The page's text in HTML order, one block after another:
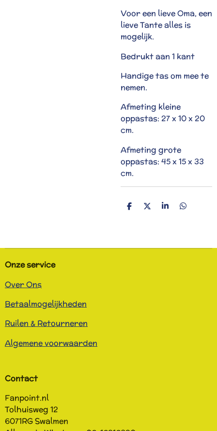
Voor een lieve Oma, een
lieve Tante alles is
mogelijk.
Bedrukt aan 1 kant
Handige tas om mee te
nemen.
Afmeting kleine
oppastas: 27 x 10 x 20
cm.
Afmeting grote
oppastas: 45 x 15 x 33
cm.
D
D
S
D
Onze service
Over Ons
Betaalmogelijkheden
Ruilen & Retourneren
Algemene voorwaarden
Contact
Fanpoint.nl
Tolhuisweg 12
6071RGSwalmen